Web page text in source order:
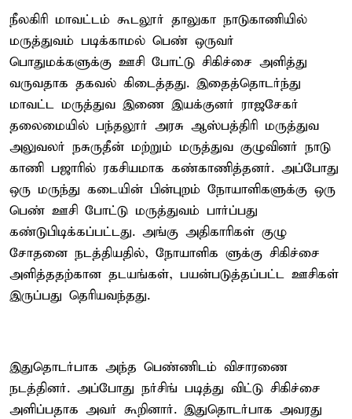
நீலகிரி மாவட்டம் கூடலூர் தாலுகா நாடுகாணியில்
மருத்துவம் படிக்காமல் பெண் ஒருவர்
பொதுமக்களுக்கு ஊசி போட்டு சிகிச்சை அளித்து
வருவதாக தகவல் கிடைத்தது. இதைத்தொடர்ந்து
மாவட்ட மருத்துவ இணை இயக்குனர் ராஜசேகர்
தலைமையில் பந்தலூர் அரசு ஆஸ்பத்திரி மருத்துவ
அலுவலர் நசுருதீன் மற்றும் மருத்துவ குழுவினர் நாடு
காணி பஜாரில் ரகசியமாக கண்காணித்தனர். அப்போது
ஒரு மருந்து கடையின் பின்புறம் நோயாளிகளுக்கு ஒரு
பெண் ஊசி போட்டு மருத்துவம் பார்ப்பது
கண்டுபிடிக்கப்பட்டது. அங்கு அதிகாரிகள் குழு
சோதனை நடத்தியதில், நோயாளிக ளுக்கு சிகிச்சை
அளித்ததற்கான தடயங்கள், பயன்படுத்தப்பட்ட ஊசிகள்
இருப்பது தெரியவந்தது.
இதுதொடர்பாக அந்த பெண்ணிடம் விசாரணை
நடத்தினர். அப்போது நர்சிங் படித்து விட்டு சிகிச்சை
அளிப்பதாக அவர் கூறினார். இதுதொடர்பாக அவரது